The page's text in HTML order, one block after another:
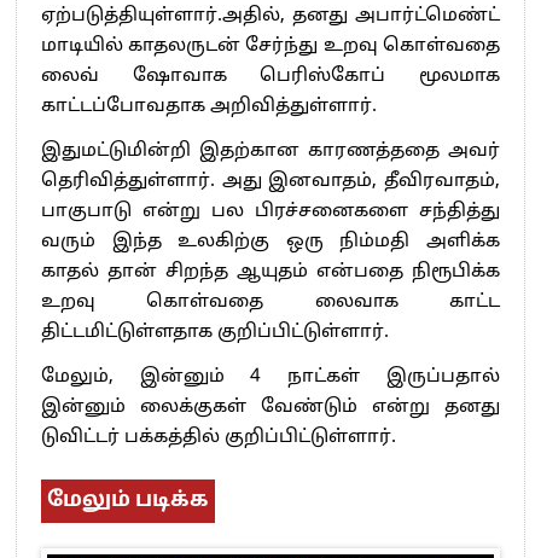
ஏற்படுத்தியுள்ளார்.அதில், தனது அபார்ட்மெண்ட்
மாடியில் காதலருடன் சேர்ந்து உறவு கொள்வதை
லைவ் ஷோவாக பெரிஸ்கோப் மூலமாக
காட்டப்போவதாக அறிவித்துள்ளார்.
இதுமட்டுமின்றி இதற்கான காரணத்ததை அவர்
தெரிவித்துள்ளார். அது இனவாதம், தீவிரவாதம்,
பாகுபாடு என்று பல பிரச்சனைகளை சந்தித்து
வரும் இந்த உலகிற்கு ஒரு நிம்மதி அளிக்க
காதல் தான் சிறந்த ஆயுதம் என்பதை நிரூபிக்க
உறவு கொள்வதை லைவாக காட்ட
திட்டமிட்டுள்ளதாக குறிப்பிட்டுள்ளார்.
மேலும், இன்னும் 4 நாட்கள் இருப்பதால்
இன்னும் லைக்குகள் வேண்டும் என்று தனது
டுவிட்டர் பக்கத்தில் குறிப்பிட்டுள்ளார்.
மேலும் படிக்க